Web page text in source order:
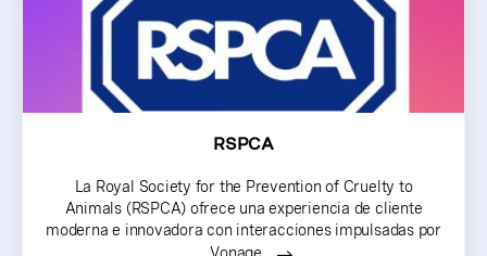
RSPCA
La Royal Society for the Prevention of Cruelty to
Animals (RSPCA) ofrece una experiencia de cliente
moderna e innovadora con interacciones impulsadas por
Vonage.